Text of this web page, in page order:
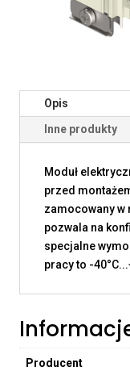
Opis
Inne produkty
Moduł
przed
zamocowany w
pozwala na
specjalne
pracy to -
Producent